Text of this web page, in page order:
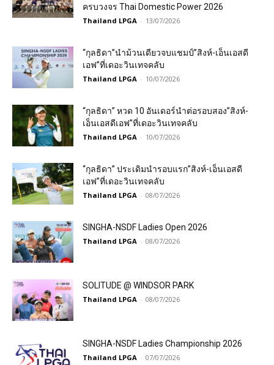
ครบวงจร Thai Domestic Power 2026
Thailand LPGA - 13/07/2026
“กุลธิดา”นำม้วนเดียวจบแชมป์”สิงห์-เอ็นเอสดี
เอฟ”ที่เดอะวินเทจคลับ
Thailand LPGA - 10/07/2026
“กุลธิดา” หวด 10 อันเดอร์นำต่อรอบสอง”สิงห์-
เอ็นเอสดีเอฟ”ที่เดอะวินเทจคลับ
Thailand LPGA - 10/07/2026
“กุลธิดา” ประเดิมนำรอบแรก”สิงห์-เอ็นเอสดี
เอฟ”ที่เดอะวินเทจคลับ
Thailand LPGA - 08/07/2026
SINGHA-NSDF Ladies Open 2026
Thailand LPGA - 08/07/2026
SOLITUDE @ WINDSOR PARK
Thailand LPGA - 08/07/2026
SINGHA-NSDF Ladies Championship 2026
Thailand LPGA - 07/07/2026